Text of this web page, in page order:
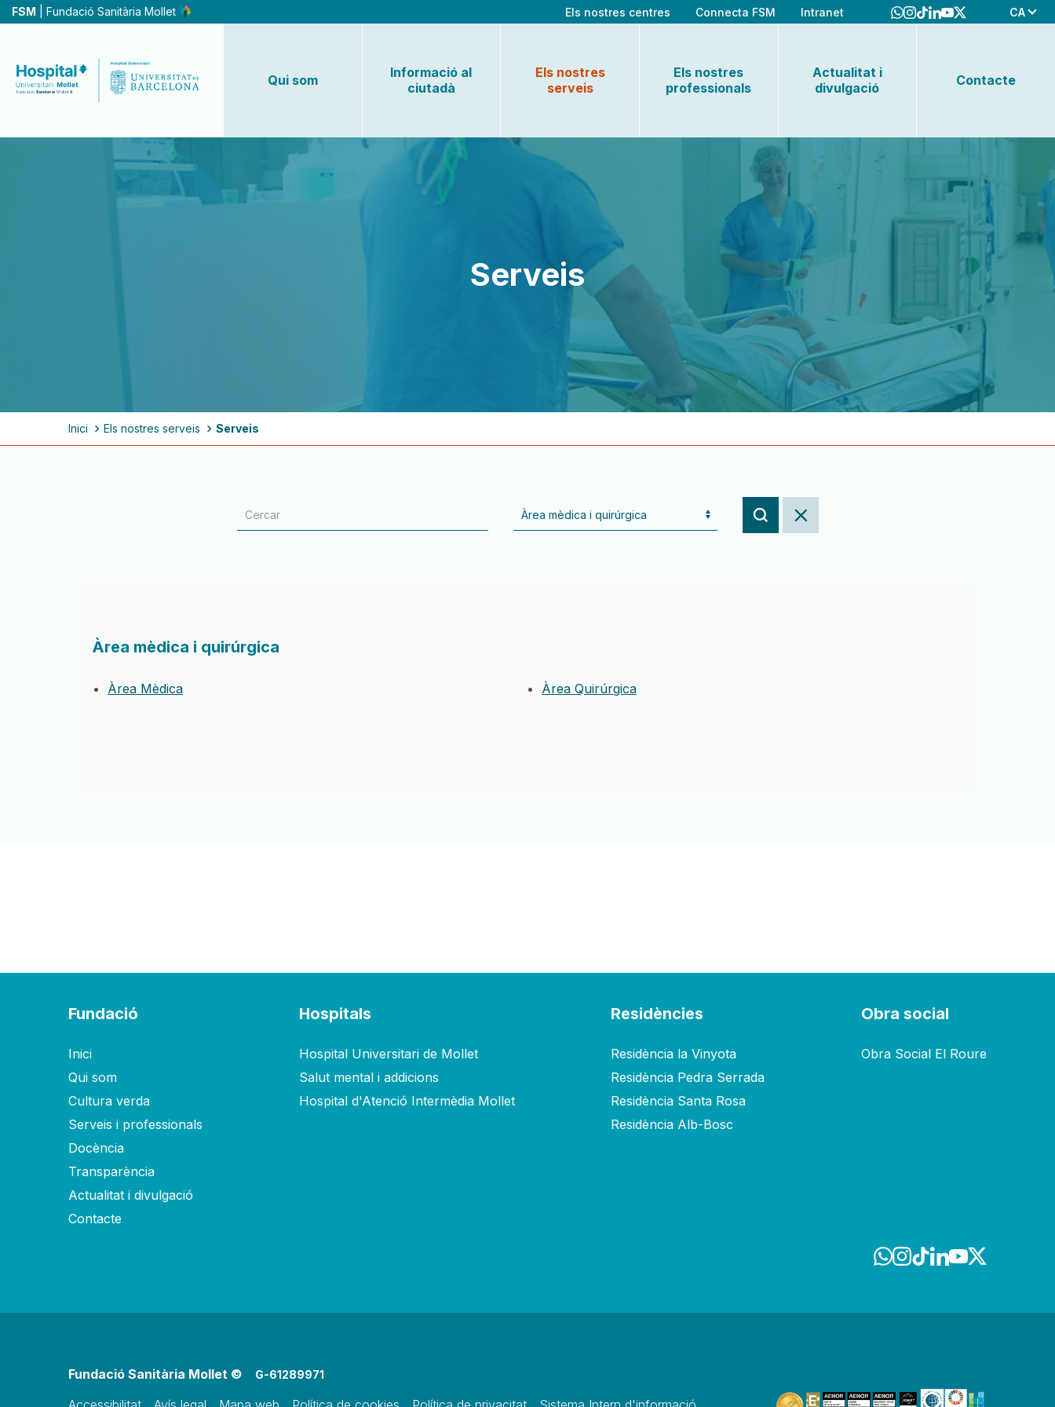
Vés
al
FSM | Fundació Sanitària Mollet Els nostres centres Connecta FSM Intranet CA
Qui som
Informació al
ciutadà
Els nostres
serveis
Els nostres
professionals
Actualitat i
divulgació
Contacte
Serveis
d'ariadna
Inici Els nostres serveis Serveis
Àrea mèdica i quirúrgica
Àrea Mèdica Àrea Quirúrgica
Fundació
Inici
Qui som
Cultura verda
Serveis i professionals
Docència
Transparència
Actualitat i divulgació
Contacte
Hospitals
Hospital Universitari de Mollet
Salut mental i addicions
Hospital d'Atenció Intermèdia Mollet
Residències
Residència la Vinyota
Residència Pedra Serrada
Residència Santa Rosa
Residència Alb-Bosc
Obra social
Obra Social El Roure
Fundació Sanitària Mollet © G-61289971